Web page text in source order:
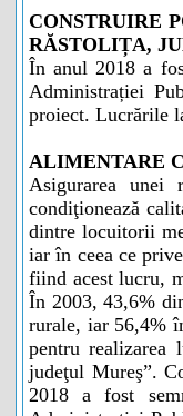
CONSTRUIRE
RĂSTOLIȚA,
În anul 2018 a
Administrației
proiect. Lucrările
ALIMENTARE
Asigurarea unei
condiţionează
dintre locuitorii
iar în ceea ce
fiind acest lucru,
În 2003, 43,6%
rurale, iar 56,4%
pentru realizarea
judeţul Mureş”.
2018 a fost